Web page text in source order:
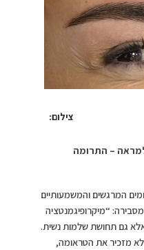
– התרומה
המרגשים והמשמעותיים
מסבירה: “מיקרופיגמנטציה
גם תחושת שלמות נשית.
מזכיר את הטראומה,